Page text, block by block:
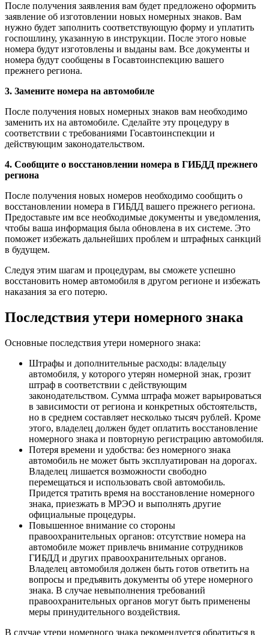
После получения заявления вам будет предложено оформить
заявление об изготовлении новых номерных знаков. Вам
нужно будет заполнить соответствующую форму и уплатить
госпошлину, указанную в инструкции. После этого новые
номера будут изготовлены и выданы вам. Все документы и
номера будут сообщены в Госавтоинспекцию вашего
прежнего региона.
3. Замените номера на автомобиле
После получения новых номерных знаков вам необходимо
заменить их на автомобиле. Сделайте эту процедуру в
соответствии с требованиями Госавтоинспекции и
действующим законодательством.
4. Сообщите о восстановлении номера в ГИБДД прежнего
региона
После получения новых номеров необходимо сообщить о
восстановлении номера в ГИБДД вашего прежнего региона.
Предоставьте им все необходимые документы и уведомления,
чтобы ваша информация была обновлена в их системе. Это
поможет избежать дальнейших проблем и штрафных санкций
в будущем.
Следуя этим шагам и процедурам, вы сможете успешно
восстановить номер автомобиля в другом регионе и избежать
наказания за его потерю.
Последствия утери номерного знака
Основные последствия утери номерного знака:
Штрафы и дополнительные расходы: владельцу
автомобиля, у которого утерян номерной знак, грозит
штраф в соответствии с действующим
законодательством. Сумма штрафа может варьироваться
в зависимости от региона и конкретных обстоятельств,
но в среднем составляет несколько тысяч рублей. Кроме
этого, владелец должен будет оплатить восстановление
номерного знака и повторную регистрацию автомобиля.
Потеря времени и удобства: без номерного знака
автомобиль не может быть эксплуатирован на дорогах.
Владелец лишается возможности свободно
перемещаться и использовать свой автомобиль.
Придется тратить время на восстановление номерного
знака, приезжать в МРЭО и выполнять другие
официальные процедуры.
Повышенное внимание со стороны
правоохранительных органов: отсутствие номера на
автомобиле может привлечь внимание сотрудников
ГИБДД и других правоохранительных органов.
Владелец автомобиля должен быть готов ответить на
вопросы и предъявить документы об утере номерного
знака. В случае невыполнения требований
правоохранительных органов могут быть применены
меры принудительного воздействия.
В случае утери номерного знака рекомендуется обратиться в